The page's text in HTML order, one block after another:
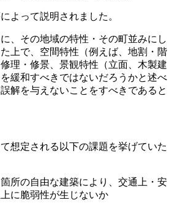
よって説明されました。
、その地域の特性・その町並みにし
上で、空間特性（例えば、地割・階
理・修景、景観特性（立面、木製建
緩和すべきではないだろうかと述べ
解を与えないことをすべきであると
想定される以下の課題を挙げていた
所の自由な建築により、交通上・安
に脆弱性が生じないか